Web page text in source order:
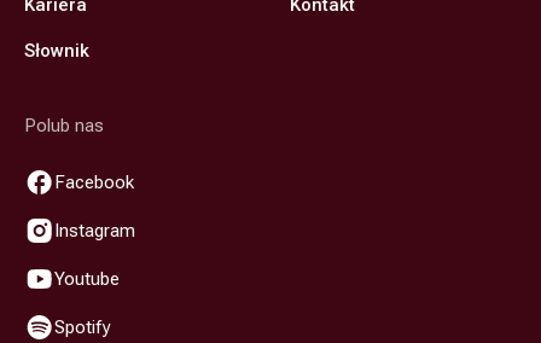
Kariera
Słownik
Kontakt
Polub nas
Facebook
Instagram
Youtube
Spotify